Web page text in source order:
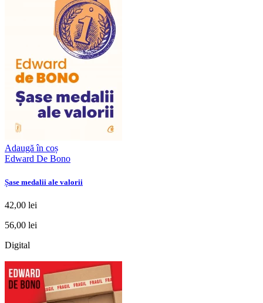
Adaugă în coș
Edward De Bono
Șase medalii ale valorii
42,00 lei
56,00 lei
Digital